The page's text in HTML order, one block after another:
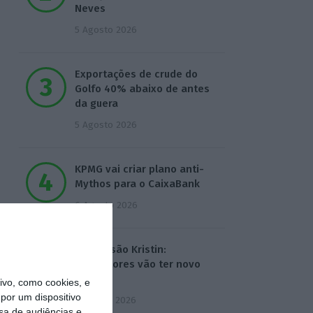
como cookies, e
um dispositivo
Neves
5 Agosto 2026
Exportações de crude do
Golfo 40% abaixo de antes
da guera
5 Agosto 2026
KPMG vai criar plano anti-
Mythos para o CaixaBank
6 Agosto 2026
Depressão Kristin:
Agricultores vão ter novo
apoio
7 Agosto 2026